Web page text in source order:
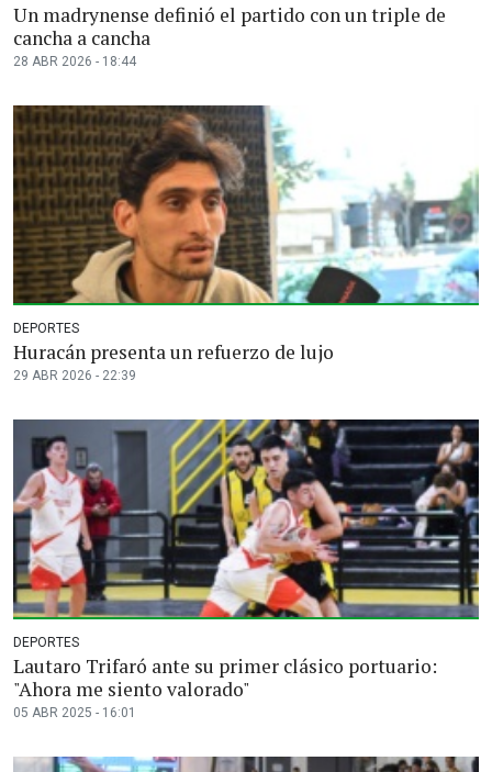
Un madrynense definió el partido con un triple de
cancha a cancha
28 ABR 2026 - 18:44
DEPORTES
Huracán presenta un refuerzo de lujo
29 ABR 2026 - 22:39
DEPORTES
Lautaro Trifaró ante su primer clásico portuario:
"Ahora me siento valorado"
05 ABR 2025 - 16:01